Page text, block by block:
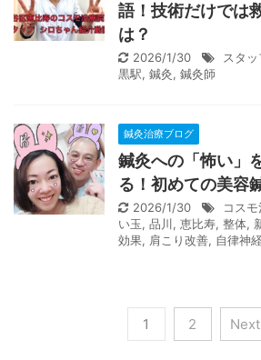
語！技術だけでは
は？
2026/1/30 スタッ
黒駅, 鍼灸, 鍼灸師
鍼灸治療ブログ
鍼灸への「怖い」
る！初めての美容
2026/1/30 コス
い玉, 品川, 恵比寿, 整体,
効果, 肩こり改善, 自律神
1 2